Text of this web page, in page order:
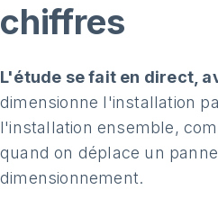
chiffres
L'étude se fait en direct,
dimensionne l'installation
l'installation ensemble,
quand on déplace un
dimensionnement.